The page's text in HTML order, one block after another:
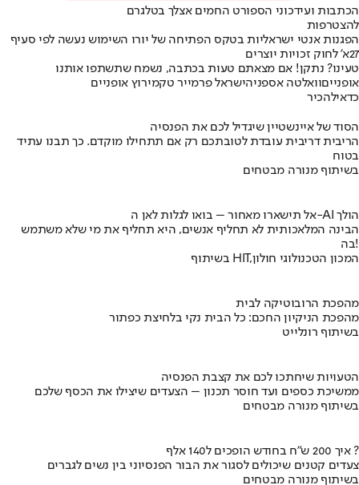
הכתבות ועידכוני הספורט החמים אצלך בטלגרם
להצטרפות
הפגנות אנטי ישראליות בטקס הפתיחה של יורו השימוש נעשה לפי סעיף
27א' לחוק זכויות יוצרים
טעינו? נתקן! אם מצאתם טעות בכתבה, נשמח שתשתפו אותנו
אופנייםוואלטה אספניהישראל פרמייר טקמירוץ אופניים
כדאילהכיר
הסוד של איינשטיין שיגדיל לכם את הפנסיה
הריבית דריבית עובדת לטובתכם רק אם תתחילו מוקדם. כך תבנו עתיד
בטוח
בשיתוף מנורה מבטחים
אל תישארו מאחור – בואו לגלות לאן ה-AI הולך
הבינה המלאכותית לא תחליף אנשים, היא תחליף את מי שלא משתמש
בה!
בשיתוף HIT,המכון הטכנולוגי חולון
מהפכת הרובוטיקה לבית
מהפכת הניקיון החכם: כל הבית נקי בלחיצת כפתור
בשיתוף רונלייט
הטעויות שיחתכו לכם את קצבת הפנסיה
ממשיכת כספים ועד חוסר תכנון – הצעדים שיצילו את הכסף שלכם
בשיתוף מנורה מבטחים
איך 200 ש"ח בחודש הופכים ל140 אלף ?
צעדים קטנים שיכולים לסגור את הבור הפנסיוני בין נשים לגברים
בשיתוף מנורה מבטחים